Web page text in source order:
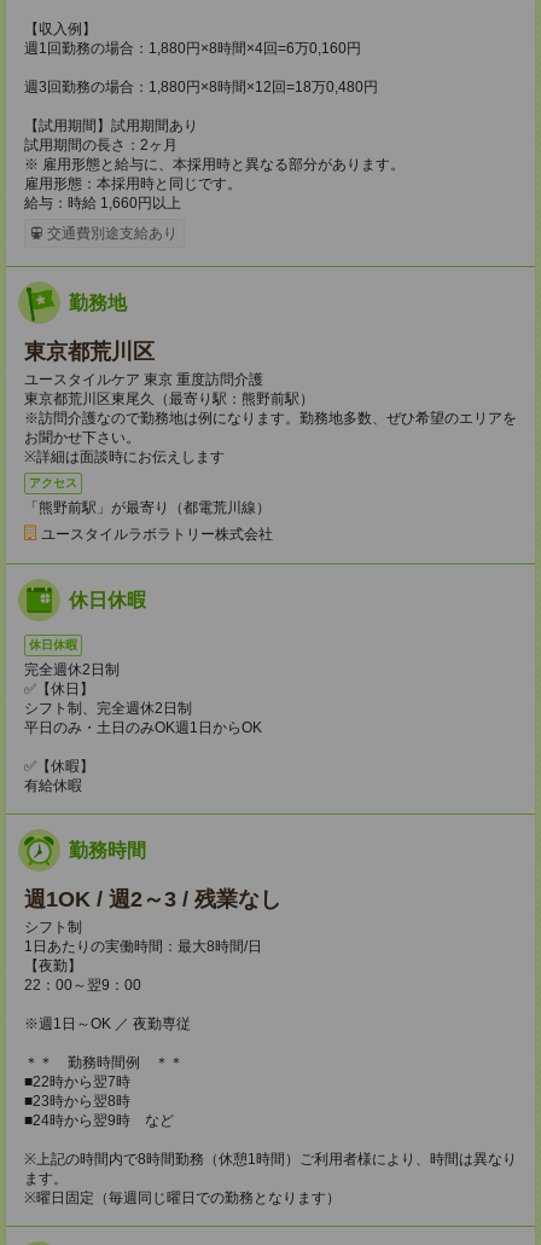
【収入例】
週1回勤務の場合：1,880円×8時間×4回=6万0,160円
週3回勤務の場合：1,880円×8時間×12回=18万0,480円
【試用期間】試用期間あり
試用期間の長さ：2ヶ月
※ 雇用形態と給与に、本採用時と異なる部分があります。
雇用形態：本採用時と同じです。
給与：時給 1,660円以上
交通費別途支給あり
勤務地
東京都荒川区
ユースタイルケア 東京 重度訪問介護
東京都荒川区東尾久（最寄り駅：熊野前駅）
※訪問介護なので勤務地は例になります。勤務地多数、ぜひ希望のエリアを
お聞かせ下さい。
※詳細は面談時にお伝えします
アクセス
「熊野前駅」が最寄り（都電荒川線）
ユースタイルラボラトリー株式会社
休日休暇
休日休暇
完全週休2日制
✅【休日】
シフト制、完全週休2日制
平日のみ・土日のみOK週1日からOK
✅【休暇】
有給休暇
勤務時間
週1OK / 週2～3 / 残業なし
シフト制
1日あたりの実働時間：最大8時間/日
【夜勤】
22：00～翌9：00
※週1日～OK ／ 夜勤専従
＊＊ 勤務時間例 ＊＊
■22時から翌7時
■23時から翌8時
■24時から翌9時 など
※上記の時間内で8時間勤務（休憩1時間）ご利用者様により、時間は異なり
ます。
※曜日固定（毎週同じ曜日での勤務となります）